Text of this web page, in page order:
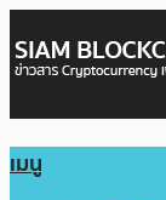
เมนู